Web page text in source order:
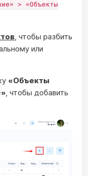
> «Объекты
, чтобы разбить
или
«Объекты
, чтобы добавить